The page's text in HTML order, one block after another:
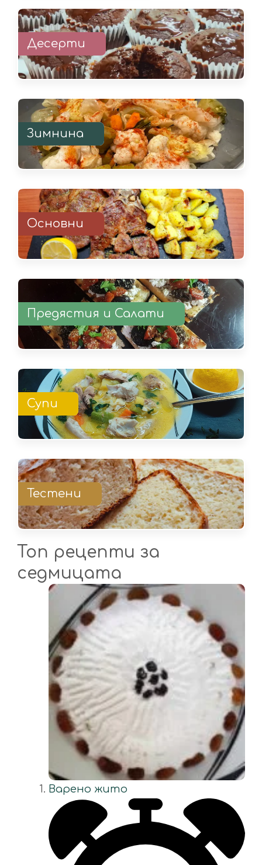
Десерти
Зимнина
Основни
Предястия и Салати
Супи
Тестени
Топ рецепти за
седмицата
Варено жито